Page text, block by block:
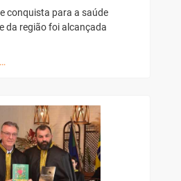
conquista para a saúde
da região foi alcançada